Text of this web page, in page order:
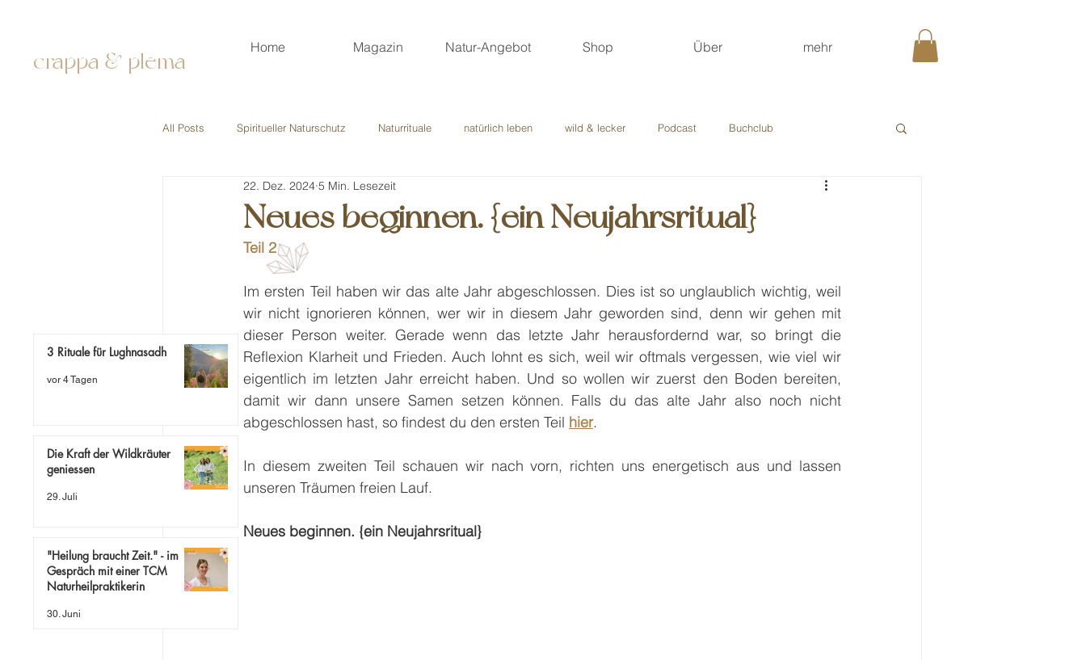
crappa & plema
Home Magazin Natur-Angebot Shop Über mehr
All Posts Spiritueller Naturschutz Naturrituale natürlich leben wild & lecker Podcast Buchclub
Persönliche Geschichten Moderne Märchen
Neues beginnen. {ein Neujahrsritual}
22. Dez. 2024 5 Min. Lesezeit
Teil 2
Im ersten Teil haben wir das alte Jahr abgeschlossen. Dies ist so unglaublich wichtig, weil
wir nicht ignorieren können, wer wir in diesem Jahr geworden sind, denn wir gehen mit
dieser Person weiter. Gerade wenn das letzte Jahr herausfordernd war, so bringt die
Reflexion Klarheit und Frieden. Auch lohnt es sich, weil wir oftmals vergessen, wie viel wir
eigentlich im letzten Jahr erreicht haben. Und so wollen wir zuerst den Boden bereiten,
damit wir dann unsere Samen setzen können. Falls du das alte Jahr also noch nicht
abgeschlossen hast, so findest du den ersten Teil hier.
In diesem zweiten Teil schauen wir nach vorn, richten uns energetisch aus und lassen
unseren Träumen freien Lauf.
Neues beginnen. {ein Neujahrsritual}
3 Rituale für Lughnasadh
vor 4 Tagen
Die Kraft der Wildkräuter
geniessen
29. Juli
"Heilung braucht Zeit." - im
Gespräch mit einer TCM
Naturheilpraktikerin
30. Juni